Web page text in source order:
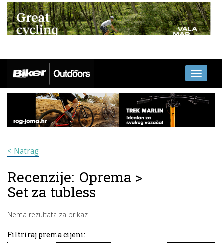
Toggle
< Natrag
Recenzije: Oprema >
Set za tubless
Nema rezultata za prikaz
Filtriraj prema cijeni: